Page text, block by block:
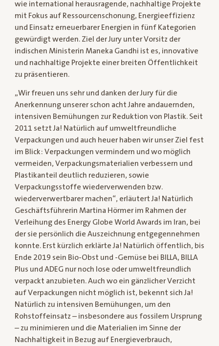
wie international herausragende, nachhaltige Projekte
mit Fokus auf Ressourcenschonung, Energieeffizienz
und Einsatz erneuerbarer Energien in fünf Kategorien
gewürdigt werden. Ziel der Jury unter Vorsitz der
indischen Ministerin Maneka Gandhi ist es, innovative
und nachhaltige Projekte einer breiten Öffentlichkeit
zu präsentieren.
„Wir freuen uns sehr und danken der Jury für die
Anerkennung unserer schon acht Jahre andauernden,
intensiven Bemühungen zur Reduktion von Plastik. Seit
2011 setzt Ja! Natürlich auf umweltfreundliche
Verpackungen und auch heuer haben wir unser Ziel fest
im Blick: Verpackungen vermindern und wo möglich
vermeiden, Verpackungsmaterialien verbessern und
Plastikanteil deutlich reduzieren, sowie
Verpackungsstoffe wiederverwenden bzw.
wiederverwertbarer machen“, erläutert Ja! Natürlich
Geschäftsführerin Martina Hörmer im Rahmen der
Verleihung des Energy Globe World Awards im Iran, bei
der sie persönlich die Auszeichnung entgegennehmen
konnte. Erst kürzlich erklärte Ja! Natürlich öffentlich, bis
Ende 2019 sein Bio-Obst und -Gemüse bei BILLA, BILLA
Plus und ADEG nur noch lose oder umweltfreundlich
verpackt anzubieten. Auch wo ein gänzlicher Verzicht
auf Verpackungen nicht möglich ist, bekennt sich Ja!
Natürlich zu intensiven Bemühungen, um den
Rohstoffeinsatz – insbesondere aus fossilem Ursprung
– zu minimieren und die Materialien im Sinne der
Nachhaltigkeit in Bezug auf Energieverbrauch,